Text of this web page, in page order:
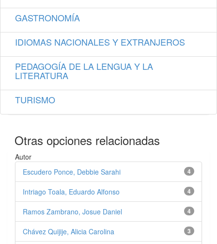
GASTRONOMÍA
IDIOMAS NACIONALES Y EXTRANJEROS
PEDAGOGÍA DE LA LENGUA Y LA
LITERATURA
TURISMO
Otras opciones relacionadas
Autor
4
Escudero Ponce, Debbie Sarahi
4
Intriago Toala, Eduardo Alfonso
4
Ramos Zambrano, Josue Daniel
3
Chávez Quijije, Alicia Carolina